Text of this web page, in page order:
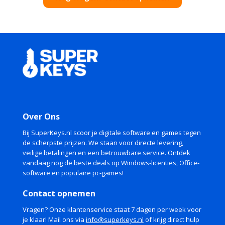
Over Ons
Bij SuperKeys.nl scoor je digitale software en games tegen
de scherpste prijzen. We staan voor directe levering,
veilige betalingen en een betrouwbare service. Ontdek
vandaag nog de beste deals op Windows-licenties, Office-
software en populaire pc-games!
Contact opnemen
Vragen? Onze klantenservice staat 7 dagen per week voor
je klaar! Mail ons via info@superkeys.nl of krijg direct hulp